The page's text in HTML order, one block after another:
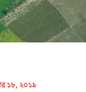
১৮, ২০১৯